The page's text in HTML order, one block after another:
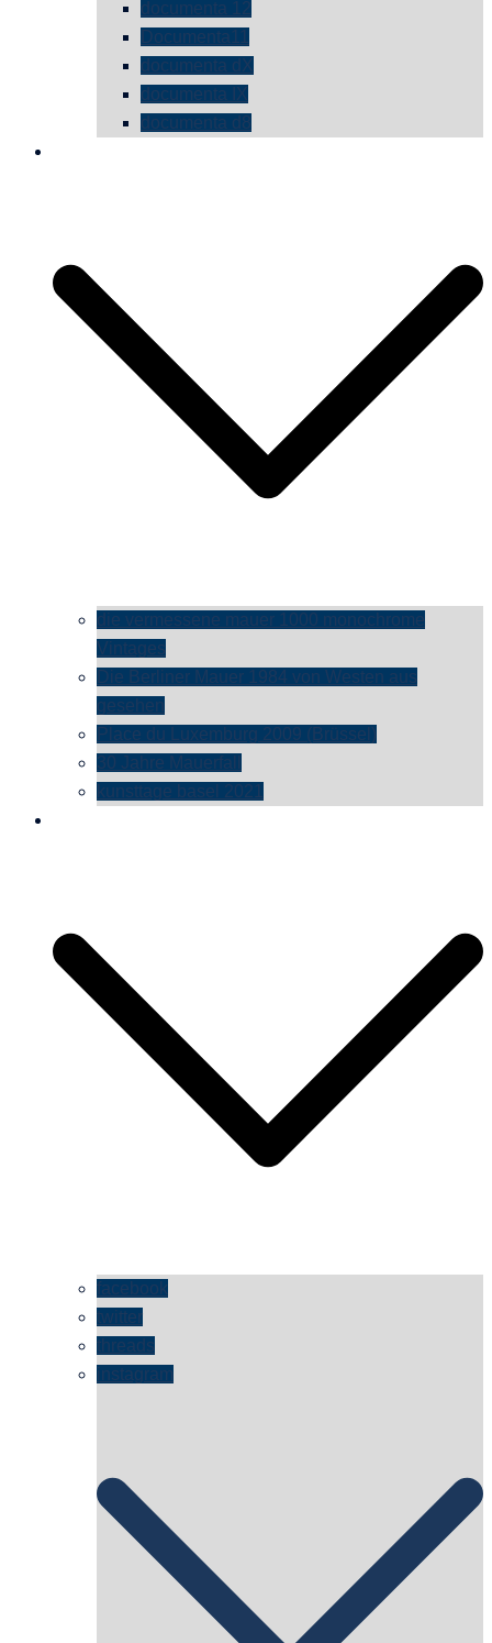
documenta 12
Documenta11
documenta dX
documenta IX
documenta d8
die vermessene mauer 1000 monochrome
Vintages
Die Berliner Mauer 1984 von Westen aus
gesehen
Place du Luxemburg 2009 (Brüssel)
30 Jahre Mauerfall
kunsttage basel 2021
facebook
twitter
threads
instagram